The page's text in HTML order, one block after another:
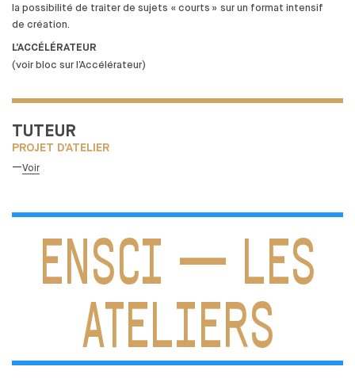
la possibilité de traiter de sujets « courts » sur un format intensif
de création.
L’ACCÉLÉRATEUR
(voir bloc sur l’Accélérateur)
TUTEUR
PROJET D’ATELIER
—Voir
ENSCI — LES
ATELIERS